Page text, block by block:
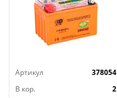
Артикул
378054
В кор.
2